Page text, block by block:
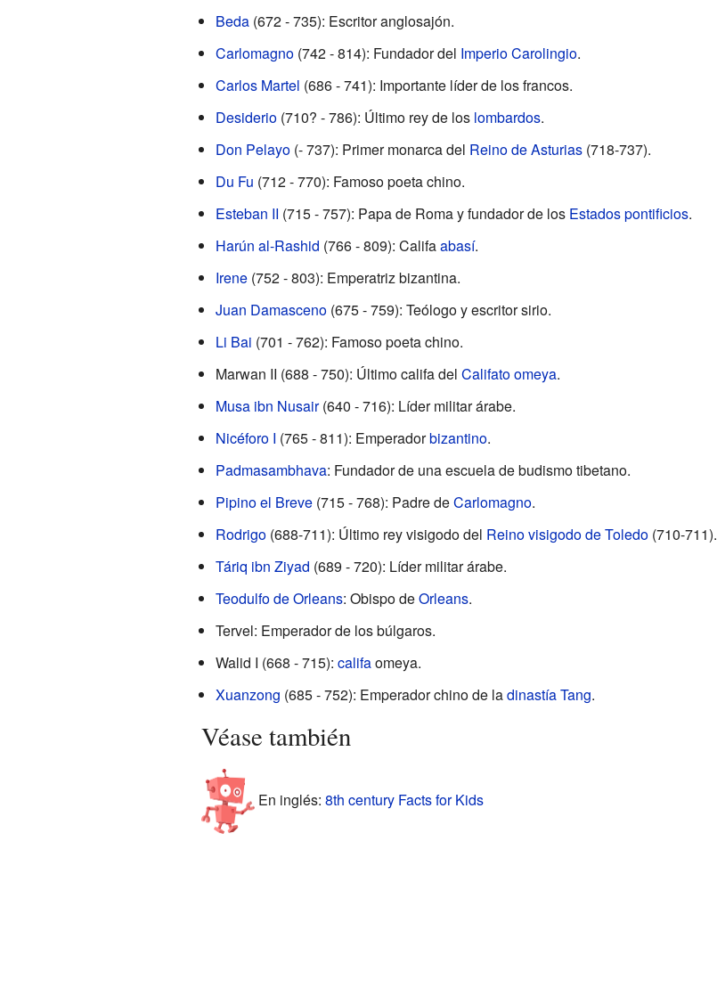
Beda(672 - 735): Escritor anglosajón.
Carlomagno(742 - 814): Fundador del Imperio Carolingio.
Carlos Martel (686 - 741): Importante líder de los francos.
Desiderio(710? - 786): Último rey de los lombardos.
Don Pelayo(- 737): Primer monarca del Reino de Asturias(718-737).
Du Fu (712 - 770): Famoso poeta chino.
Esteban II (715 - 757): Papa de Roma y fundador de los Estados pontificios.
Harún al-Rashid (766 - 809): Califaabasí.
Irene(752 - 803): Emperatriz bizantina.
Juan Damasceno(675 - 759): Teólogo y escritor sirio.
Li Bai (701 - 762): Famoso poeta chino.
Marwan II (688 - 750): Último califa del Califato omeya.
Musa ibn Nusair(640 - 716): Líder militar árabe.
Nicéforo I (765 - 811): Emperadorbizantino.
Padmasambhava: Fundador de una escuela de budismo tibetano.
Pipino el Breve(715 - 768): Padre deCarlomagno.
Rodrigo(688-711): Último rey visigodo del Reino visigodo de Toledo(710-711).
Táriq ibn Ziyad (689 - 720): Líder militar árabe.
Teodulfo de Orleans: Obispo deOrleans.
Tervel: Emperador de los búlgaros.
Walid I (668 - 715): califaomeya.
Xuanzong (685 - 752): Emperador chino de ladinastía Tang.
Véase también
En inglés: 8th century Facts for Kids